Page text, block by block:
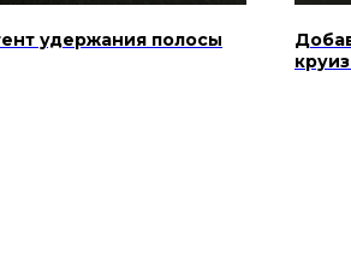
удержания полосы